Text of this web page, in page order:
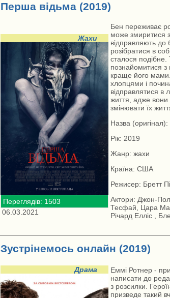
Перша відьма (2019)
Жахи
Переглядів: 1503
06.03.2021
Бен переживає
може змиритися
відправляють до
розібратися в
сталося
познайомитися з
краще його мами.
хлопцями і
відправлятися в
життя, адже вони
змінювати їх
Назва
Рік: 2019
Жанр: жахи
Країна: США
Режисер: Бретт
Актори: Джон-
Тесфай, Цара
Річард Елліс ,
Зустрінемось онлайн (2019)
Драма
Еммі Ротнер -
написати до
з розсилки.
призведе такий